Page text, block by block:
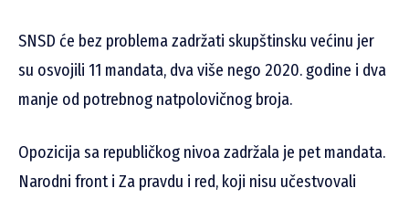
SNSD će bez problema zadržati skupštinsku većinu jer
su osvojili 11 mandata, dva više nego 2020. godine i dva
manje od potrebnog natpolovičnog broja.
Opozicija sa republičkog nivoa zadržala je pet mandata.
Narodni front i Za pravdu i red, koji nisu učestvovali